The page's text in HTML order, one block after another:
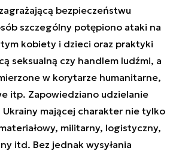
bezpieczeństwu
szczególny potępiono ataki na
kobiety i dzieci oraz praktyki
seksualną czy handlem ludźmi, a
w korytarze humanitarne,
itp. Zapowiedziano udzielanie
mającej charakter nie tylko
militarny, logistyczny,
itd. Bez jednak wysyłania